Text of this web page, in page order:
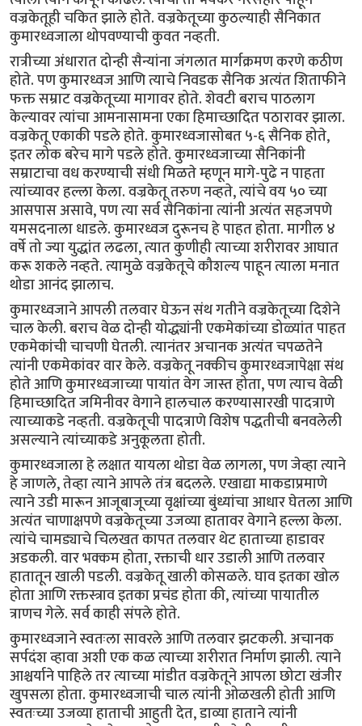
वज्रकेतूही चकित झाले होते. वज्रकेतूच्या कुठल्याही सैनिकात
कुमारध्वजाला थोपवण्याची कुवत नव्हती.
रात्रीच्या अंधारात दोन्ही सैन्यांना जंगलात मार्गक्रमण करणे कठीण
होते. पण कुमारध्वज आणि त्याचे निवडक सैनिक अत्यंत शिताफीने
फक्त सम्राट वज्रकेतूच्या मागावर होते. शेवटी बराच पाठलाग
केल्यावर त्यांचा आमनासामना एका हिमाच्छादित पठारावर झाला.
वज्रकेतू एकाकी पडले होते. कुमारध्वजासोबत ५-६ सैनिक होते,
इतर लोक बरेच मागे पडले होते. कुमारध्वजाच्या सैनिकांनी
सम्राटाचा वध करण्याची संधी मिळते म्हणून मागे-पुढे न पाहता
त्यांच्यावर हल्ला केला. वज्रकेतू तरुण नव्हते, त्यांचे वय ५० च्या
आसपास असावे, पण त्या सर्व सैनिकांना त्यांनी अत्यंत सहजपणे
यमसदनाला धाडले. कुमारध्वज दुरूनच हे पाहत होता. मागील ४
वर्षे तो ज्या युद्धांत लढला, त्यात कुणीही त्याच्या शरीरावर आघात
करू शकले नव्हते. त्यामुळे वज्रकेतूचे कौशल्य पाहून त्याला मनात
थोडा आनंद झालाच.
कुमारध्वजाने आपली तलवार घेऊन संथ गतीने वज्रकेतूच्या दिशेने
चाल केली. बराच वेळ दोन्ही योद्ध्यांनी एकमेकांच्या डोळ्यांत पाहत
एकमेकांची चाचणी घेतली. त्यानंतर अचानक अत्यंत चपळतेने
त्यांनी एकमेकांवर वार केले. वज्रकेतू नक्कीच कुमारध्वजापेक्षा संथ
होते आणि कुमारध्वजाच्या पायांत वेग जास्त होता, पण त्याच वेळी
हिमाच्छादित जमिनीवर वेगाने हालचाल करण्यासारखी पादत्राणे
त्याच्याकडे नव्हती. वज्रकेतूची पादत्राणे विशेष पद्धतीची बनवलेली
असल्याने त्यांच्याकडे अनुकूलता होती.
कुमारध्वजाला हे लक्षात यायला थोडा वेळ लागला, पण जेव्हा त्याने
हे जाणले, तेव्हा त्याने आपले तंत्र बदलले. एखाद्या माकडाप्रमाणे
त्याने उडी मारून आजूबाजूच्या वृक्षांच्या बुंध्यांचा आधार घेतला आणि
अत्यंत चाणाक्षपणे वज्रकेतूच्या उजव्या हातावर वेगाने हल्ला केला.
त्यांचे चामड्याचे चिलखत कापत तलवार थेट हाताच्या हाडावर
अडकली. वार भक्कम होता, रक्ताची धार उडाली आणि तलवार
हातातून खाली पडली. वज्रकेतू खाली कोसळले. घाव इतका खोल
होता आणि रक्तस्त्राव इतका प्रचंड होता की, त्यांच्या पायातील
त्राणच गेले. सर्व काही संपले होते.
कुमारध्वजाने स्वतःला सावरले आणि तलवार झटकली. अचानक
सर्पदंश व्हावा अशी एक कळ त्याच्या शरीरात निर्माण झाली. त्याने
आश्चर्याने पाहिले तर त्याच्या मांडीत वज्रकेतूने आपला छोटा खंजीर
खुपसला होता. कुमारध्वजाची चाल त्यांनी ओळखली होती आणि
स्वतःच्या उजव्या हाताची आहुती देत, डाव्या हाताने त्यांनी